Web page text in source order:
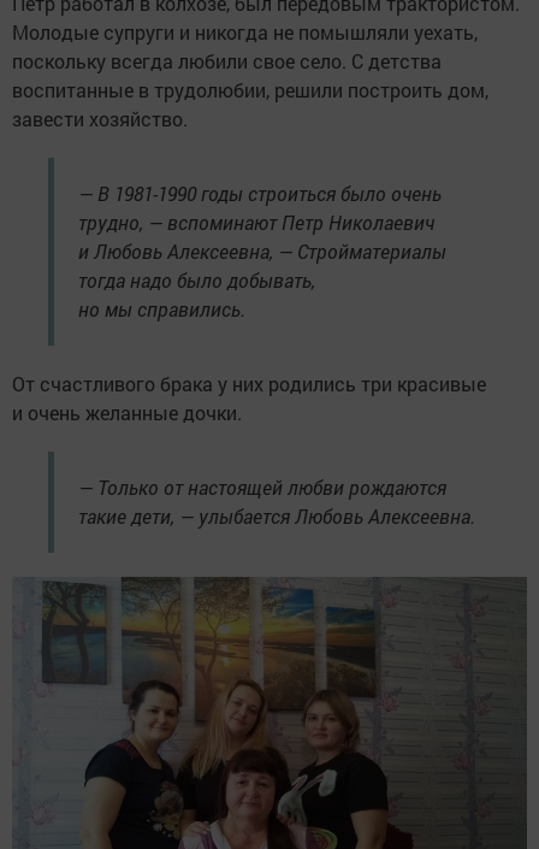
Молодые супруги и никогда не помышляли уехать,
поскольку всегда любили свое село. С детства
воспитанные в трудолюбии, решили построить дом,
завести хозяйство.
— В 1981-1990 годы строиться было очень
трудно, — вспоминают Петр Николаевич
и Любовь Алексеевна, — Стройматериалы
тогда надо было добывать,
но мы справились.
От счастливого брака у них родились три красивые
и очень желанные дочки.
— Только от настоящей любви рождаются
такие дети, — улыбается Любовь Алексеевна.